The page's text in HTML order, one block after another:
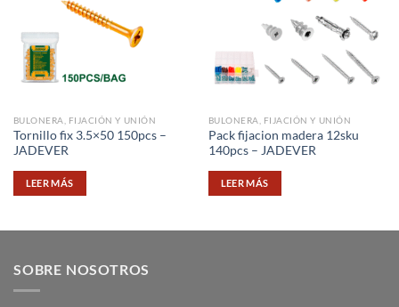
BULONERA, FIJACIÓN Y UNIÓN
Tornillo fix 3.5×50 150pcs –
JADEVER
LEER MÁS
BULONERA, FIJACIÓN Y UNIÓN
Pack fijacion madera 12sku
140pcs – JADEVER
LEER MÁS
SOBRE NOSOTROS